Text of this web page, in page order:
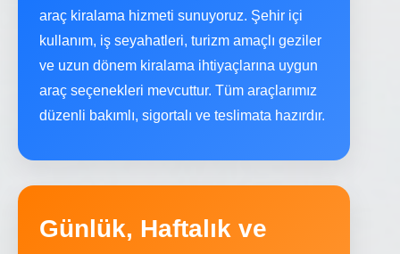
araç kiralama hizmeti sunuyoruz. Şehir içi
kullanım, iş seyahatleri, turizm amaçlı geziler
ve uzun dönem kiralama ihtiyaçlarına uygun
araç seçenekleri mevcuttur. Tüm araçlarımız
düzenli bakımlı, sigortalı ve teslimata hazırdır.
Günlük, Haftalık ve